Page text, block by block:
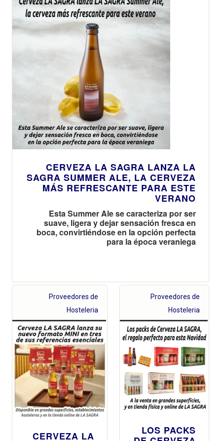
CERVEZA LA SAGRA LANZA LA
SAGRA SUMMER ALE, LA CERVEZA
MÁS REFRESCANTE PARA ESTE
VERANO
Esta Summer Ale se caracteriza por ser
suave, ligera y dejar sensación fresca en
boca, convirtiéndose en la opción perfecta
para la época veraniega
Proveedores de
Hosteleria
CERVEZA LA
Proveedores de
Hosteleria
LOS PACKS